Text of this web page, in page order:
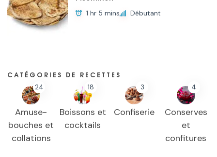
1 hr 5 mins Débutant
CATÉGORIES DE RECETTES
24
Amuse-
bouches et
collations
18
Boissons et
cocktails
3
Confiserie
4
Conserves
et
confitures